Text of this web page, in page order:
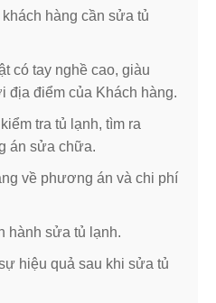
hàng cần sửa tủ
có tay nghề cao, giàu
địa điểm của Khách hàng.
tra tủ lạnh, tìm ra
án sửa chữa.
về phương án và chi phí
hành sửa tủ lạnh.
hiệu quả sau khi sửa tủ